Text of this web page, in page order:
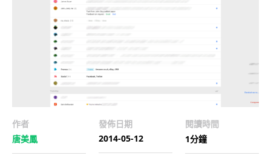
作者
唐美鳳
發佈日期
2014-05-12
閱讀時間
1分鐘